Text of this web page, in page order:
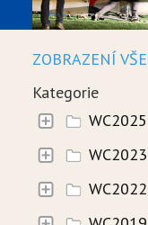
POČASÍ - DATA
WEBKAMERY
LOW RES METEO
SELF BRIEFING
HISTORIE
ZOBRAZENÍ
Kategorie
WC2025
WC2023
WC2022